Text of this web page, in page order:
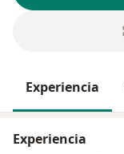
Experiencia
Experiencia